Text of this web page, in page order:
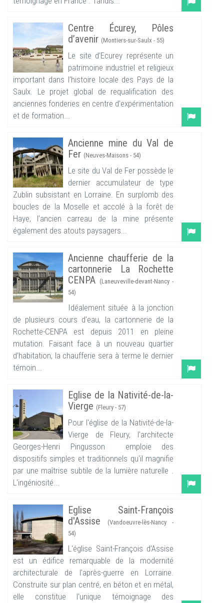
Centre Écurey, Pôles
d’avenir (Montiers-sur-Saulx - 55)
Le site d’Ecurey représente un
patrimoine industriel et religieux
important dans l’histoire locale des Pays de la
Saulx. Le projet global de requalification des
anciennes fonderies en centre d’expérimentation
et de formation...
Ancienne mine du Val de
Fer (Neuves-Maisons - 54)
Le site du Val de Fer possède le
dernier accumulateur de type
Zublin subsistant en Lorraine. En surplomb des
boucles de la Moselle et accolé à la forêt de
Haye, l’ancien carreau de la mine présente
également des atouts paysagers...
Ancienne chaufferie de la
cartonnerie La Rochette
CENPA (Laneuveville-devant-Nancy -
54)
Idéalement située à la jonction
de plusieurs cours d'eau, la cartonnerie de la
Rochette-CENPA est depuis 2011 en pleine
mutation. Faisant face à un nouveau quartier
d’habitation, la chaufferie sera à terme le dernier
témoin...
Eglise de la Nativité-de-la-
Vierge (Fleury - 57)
Pour l'église de la Nativité-de-la-
Vierge de Fleury, l'architecte
Georges-Henri Pingusson emploie des
dispositifs simples et traditionnels qu'il magnifie
par une maîtrise subtile de la lumière naturelle .
L'ingéniosité...
Eglise Saint-François
d'Assise
(Vandoeuvre-lès-Nancy -
54)
L'église Saint-François d'Assise
est un édifice remarquable de la modernité
architecturale de l'après-guerre en Lorraine.
Construite sur plan centré, en béton et en métal,
elle constitue l'unique témoignage des